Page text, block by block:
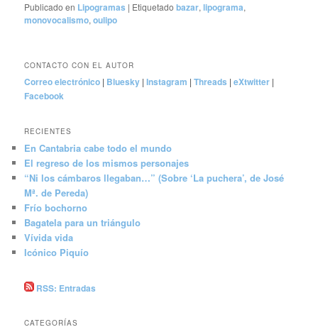
Publicado en Lipogramas | Etiquetado bazar,lipograma,
monovocalismo,oulipo
CONTACTO CON EL AUTOR
Correo electrónico | Bluesky |Instagram |Threads |eXtwitter |
Facebook
RECIENTES
En Cantabria cabe todo el mundo
El regreso de los mismos personajes
“Ni los cámbaros llegaban…” (Sobre ‘La puchera’, de José
Mª. de Pereda)
Frío bochorno
Bagatela para un triángulo
Vívida vida
Icónico Piquío
RSS: Entradas
CATEGORÍAS